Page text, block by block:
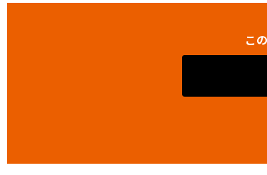
こ